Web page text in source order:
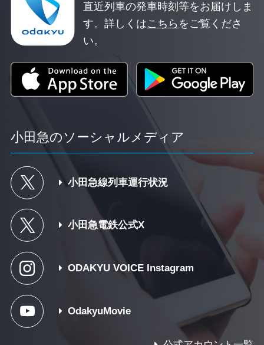
直近列車の発車時刻等をお届けしま
す。詳しくはこちら をご覧くださ
い。
小田急のソーシャルメディア
小田急線列車運行状況
小田急電鉄公式X
ODAKYU VOICE Instagram
OdakyuMovie